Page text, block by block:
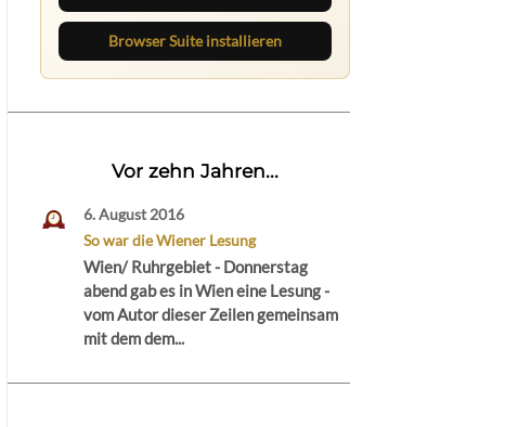
Browser Suite installieren
Vor zehn Jahren...
6. August 2016
So war die Wiener Lesung
Wien/ Ruhrgebiet - Donnerstag
abend gab es in Wien eine Lesung -
vom Autor dieser Zeilen gemeinsam
mit dem dem...